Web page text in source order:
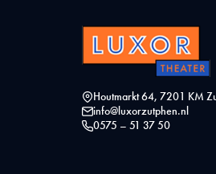
Houtmarkt 64, 7201 KM
info@luxorzutphen.nl
0575 – 51 37 50